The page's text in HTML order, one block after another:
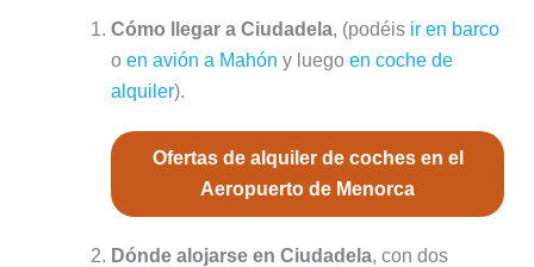
Cómo llegar a Ciudadela, (podéis ir en barco
o en avión a Mahón y luego en coche de
alquiler).
Ofertas de alquiler de coches en el
Aeropuerto de Menorca
Dónde alojarse en Ciudadela, con dos